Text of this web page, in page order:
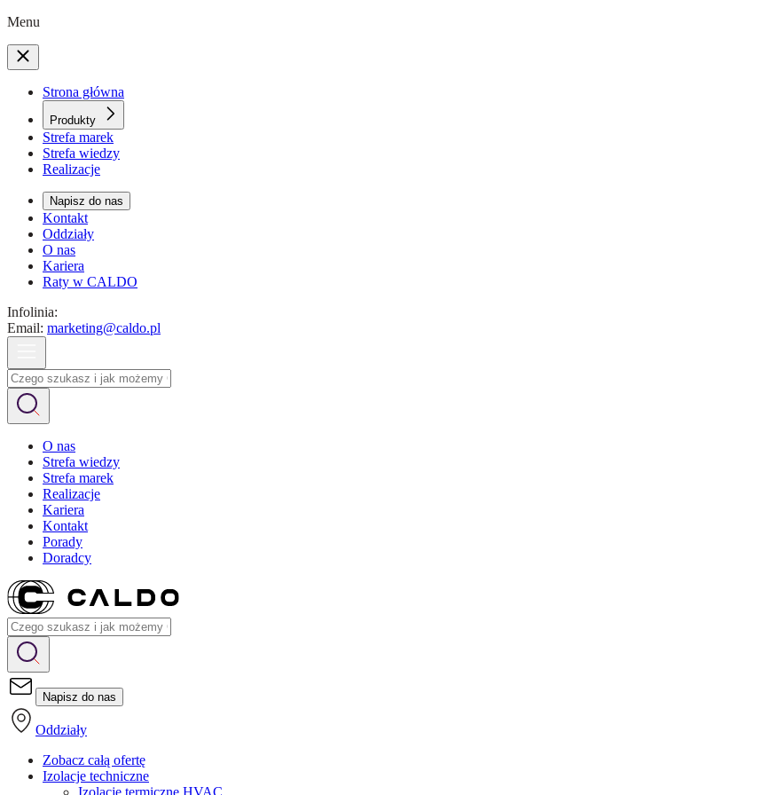
Menu
Strona główna
Produkty
Strefa marek
Strefa wiedzy
Realizacje
Napisz do nas
Kontakt
Oddziały
O nas
Kariera
Raty w CALDO
Infolinia:
Email: marketing@caldo.pl
O nas
Strefa wiedzy
Strefa marek
Realizacje
Kariera
Kontakt
Porady
Doradcy
Napisz do nas
Oddziały
Zobacz całą ofertę
Izolacje techniczne
Izolacje termiczne HVAC